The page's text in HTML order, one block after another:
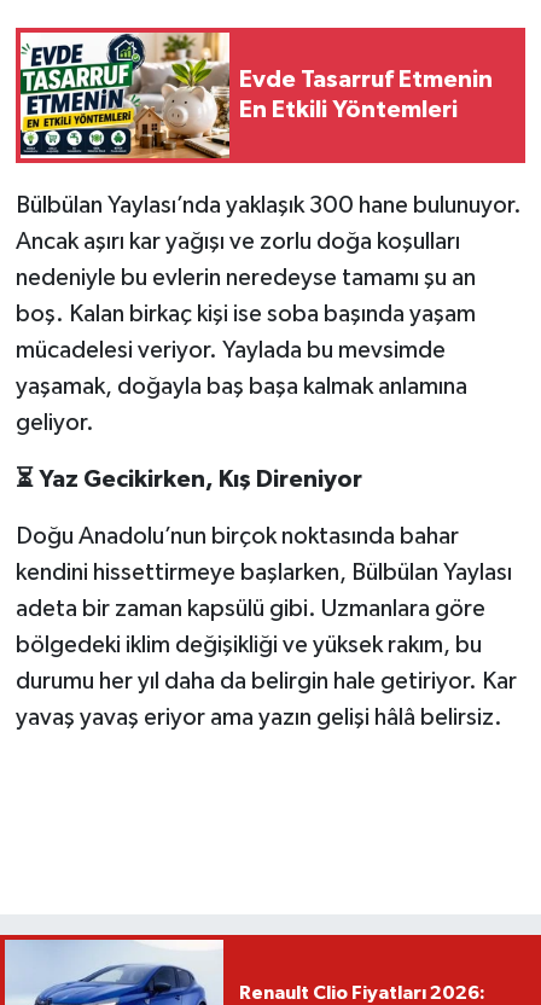
Evde Tasarruf Etmenin
En Etkili Yöntemleri
Bülbülan Yaylası’nda yaklaşık 300 hane bulunuyor.
Ancak aşırı kar yağışı ve zorlu doğa koşulları
nedeniyle bu evlerin neredeyse tamamı şu an
boş. Kalan birkaç kişi ise soba başında yaşam
mücadelesi veriyor. Yaylada bu mevsimde
yaşamak, doğayla baş başa kalmak anlamına
geliyor.
⏳ Yaz Gecikirken, Kış Direniyor
Doğu Anadolu’nun birçok noktasında bahar
kendini hissettirmeye başlarken, Bülbülan Yaylası
adeta bir zaman kapsülü gibi. Uzmanlara göre
bölgedeki iklim değişikliği ve yüksek rakım, bu
durumu her yıl daha da belirgin hale getiriyor. Kar
yavaş yavaş eriyor ama yazın gelişi hâlâ belirsiz.
Renault Clio Fiyatları 2026: